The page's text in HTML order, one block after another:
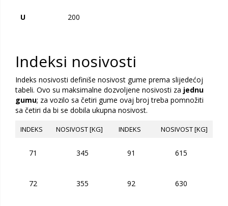
U 200
Indeksi nosivosti
Indeks nosivosti definiše nosivost gume prema slijedećoj
tabeli. Ovo su maksimalne dozvoljene nosivosti za jednu
gumu; za vozilo sa četiri gume ovaj broj treba pomnožiti
sa četiri da bi se dobila ukupna nosivost.
INDEKS NOSIVOST [KG] INDEKS NOSIVOST [KG]
71 345 91 615
72 355 92 630